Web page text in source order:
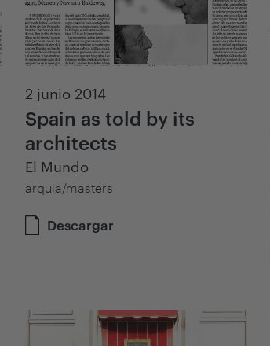
2 junio 2014
Spain as told by its
architects
El Mundo
arquia/masters
Descargar